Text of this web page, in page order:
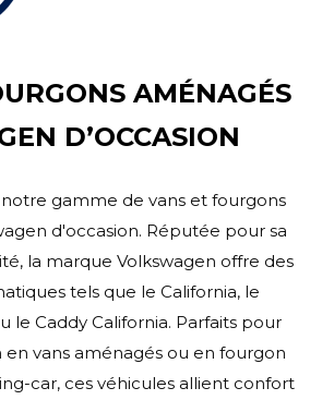
AMÉNAGÉS
D’OCCASION
gamme de vans et fourgons
d'occasion. Réputée pour sa
la marque Volkswagen offre des
tels que le California, le
le Caddy California. Parfaits pour
en vans aménagés ou en fourgon
car, ces véhicules allient confort